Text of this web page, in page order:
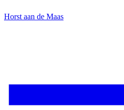
Horst aan de Maas